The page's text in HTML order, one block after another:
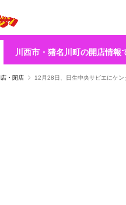
川西市・猪名川町の開店情報
店・閉店
12月28日、日生中央サピエにケン